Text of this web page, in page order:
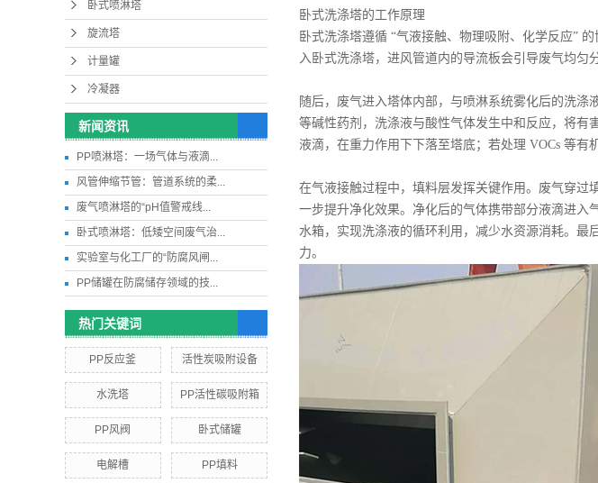
卧式喷淋塔
旋流塔
计量罐
冷凝器
新闻资讯
PP喷淋塔：一场气体与液滴...
风管伸缩节管：管道系统的柔...
废气喷淋塔的“pH值警戒线...
卧式喷淋塔：低矮空间废气治...
实验室与化工厂的“防腐风闸...
PP储罐在防腐储存领域的技...
热门关键词
PP反应釜 活性炭吸附设备
水洗塔 PP活性碳吸附箱
PP风阀 卧式储罐
电解槽 PP填料
卧式洗涤塔的工作原理
卧式洗涤塔遵循 “气液接触、物理吸附、化学反应”
入卧式洗涤塔，进风管道内的导流板会引导废气均匀
随后，废气进入塔体内部，与喷淋系统雾化后的洗
等碱性药剂，洗涤液与酸性气体发生中和反应，将有
液滴，在重力作用下下落至塔底；若处理 VOCs 等有
在气液接触过程中，填料层发挥关键作用。废气穿
一步提升净化效果。净化后的气体携带部分液滴进入
水箱，实现洗涤液的循环利用，减少水资源消耗。
力。